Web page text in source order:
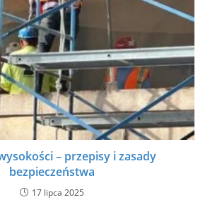
– przepisy i zasady
bezpieczeństwa
17 lipca 2025